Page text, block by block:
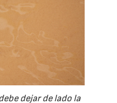
dejar de lado la